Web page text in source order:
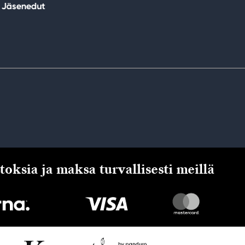
Jäsenedut
ja maksa turvallisesti meillä